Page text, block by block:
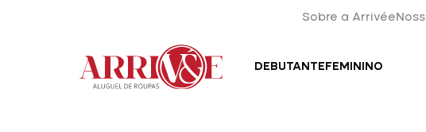
Sobre a Arrivée
DEBUTANTE FEMININO